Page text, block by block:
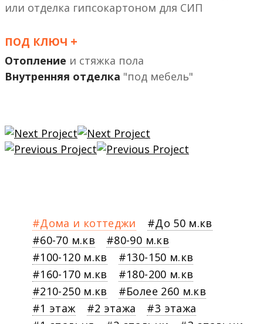
или отделка гипсокартоном
ПОД КЛЮЧ +
Отопление и стяжка пола
Внутренняя отделка "под мебель"
Дома и коттеджи
До 50 м.кв
60-70 м.кв
80-90 м.кв
100-120 м.кв
130-150 м.кв
160-170 м.кв
180-200 м.кв
210-250 м.кв
Более 260 м.кв
1 этаж
2 этажа
3 этажа